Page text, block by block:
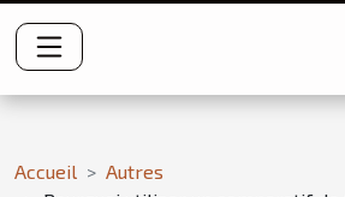
Accueil
Autres